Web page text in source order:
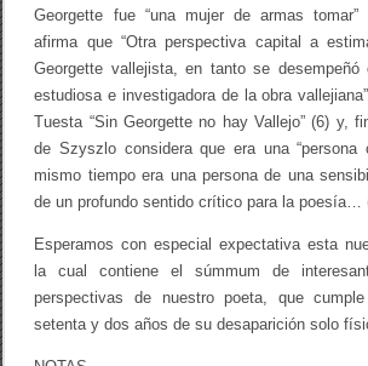
Georgette fue “una mujer de armas
afirma que “Otra perspectiva capital a
Georgette vallejista, en tanto se desempeñó
estudiosa e investigadora de la obra
Tuesta “Sin Georgette no hay Vallejo” (6) y,
de Szyszlo considera que era una “persona
mismo tiempo era una persona de una
de un profundo sentido crítico para la poesía…
Esperamos con especial expectativa esta
la cual contiene el súmmum de
perspectivas de nuestro poeta, que
setenta y dos años de su desaparición solo